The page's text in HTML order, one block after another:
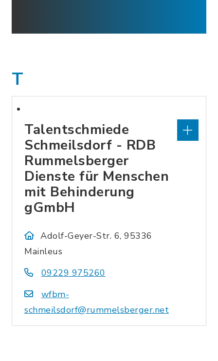
T
Talentschmiede
Schmeilsdorf - RDB
Rummelsberger
Dienste für Menschen
mit Behinderung
gGmbH
Adolf-Geyer-Str. 6, 95336
Mainleus
09229 975260
wfbm-
schmeilsdorf@rummelsberger.net